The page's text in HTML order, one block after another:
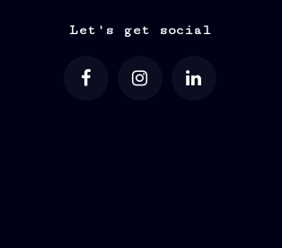
Let's get social